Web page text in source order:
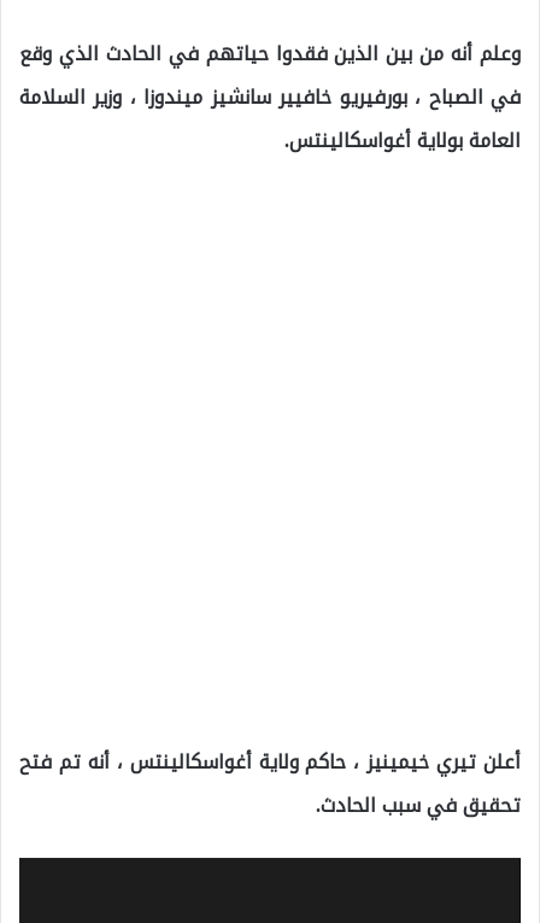
وعلم أنه من بين الذين فقدوا حياتهم في الحادث الذي وقع
في الصباح ، بورفيريو خافيير سانشيز ميندوزا ، وزير السلامة
العامة بولاية أغواسكالينتس.
أعلن تيري خيمينيز ، حاكم ولاية أغواسكالينتس ، أنه تم فتح
تحقيق في سبب الحادث.